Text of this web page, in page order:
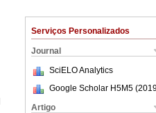
Serviços Personalizados
Journal
SciELO Analytics
Google Scholar H5M5 (
Artigo